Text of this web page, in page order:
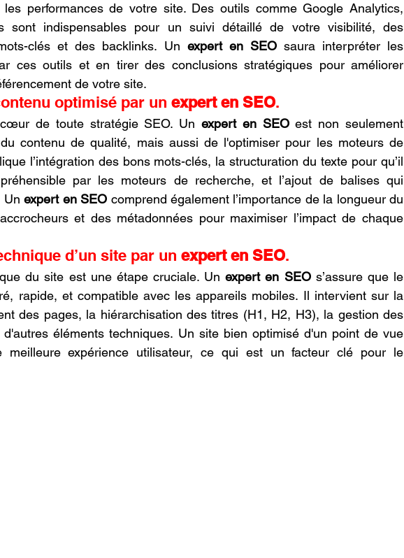
performances de votre site. Des outils comme Google Analytics,
sont indispensables pour un suivi détaillé de votre visibilité, des
clés et des backlinks. Un expert en SEO saura interpréter les
ces outils et en tirer des conclusions stratégiques pour améliorer
de votre site.
optimisé par un expert en SEO.
de toute stratégie SEO. Un expert en SEO est non seulement
contenu de qualité, mais aussi de l'optimiser pour les moteurs de
l’intégration des bons mots-clés, la structuration du texte pour qu’il
par les moteurs de recherche, et l’ajout de balises qui
Un expert en SEO comprend également l’importance de la longueur du
et des métadonnées pour maximiser l’impact de chaque
d’un site par un expert en SEO.
du site est une étape cruciale. Un expert en SEO s’assure que le
rapide, et compatible avec les appareils mobiles. Il intervient sur la
des pages, la hiérarchisation des titres (H1, H2, H3), la gestion des
éléments techniques. Un site bien optimisé d'un point de vue
meilleure expérience utilisateur, ce qui est un facteur clé pour le